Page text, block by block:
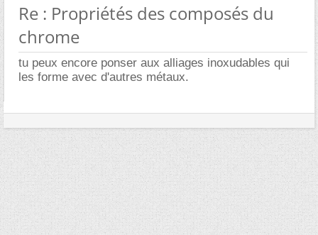
Re : Propriétés des composés du
chrome
tu peux encore ponser aux alliages inoxudables qui
les forme avec d'autres métaux.